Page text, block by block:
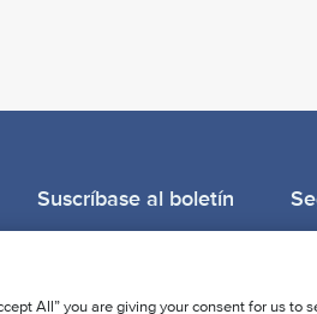
Suscríbase al boletín
Privacy Notice Terms of Use
All” you are giving your consent for us to